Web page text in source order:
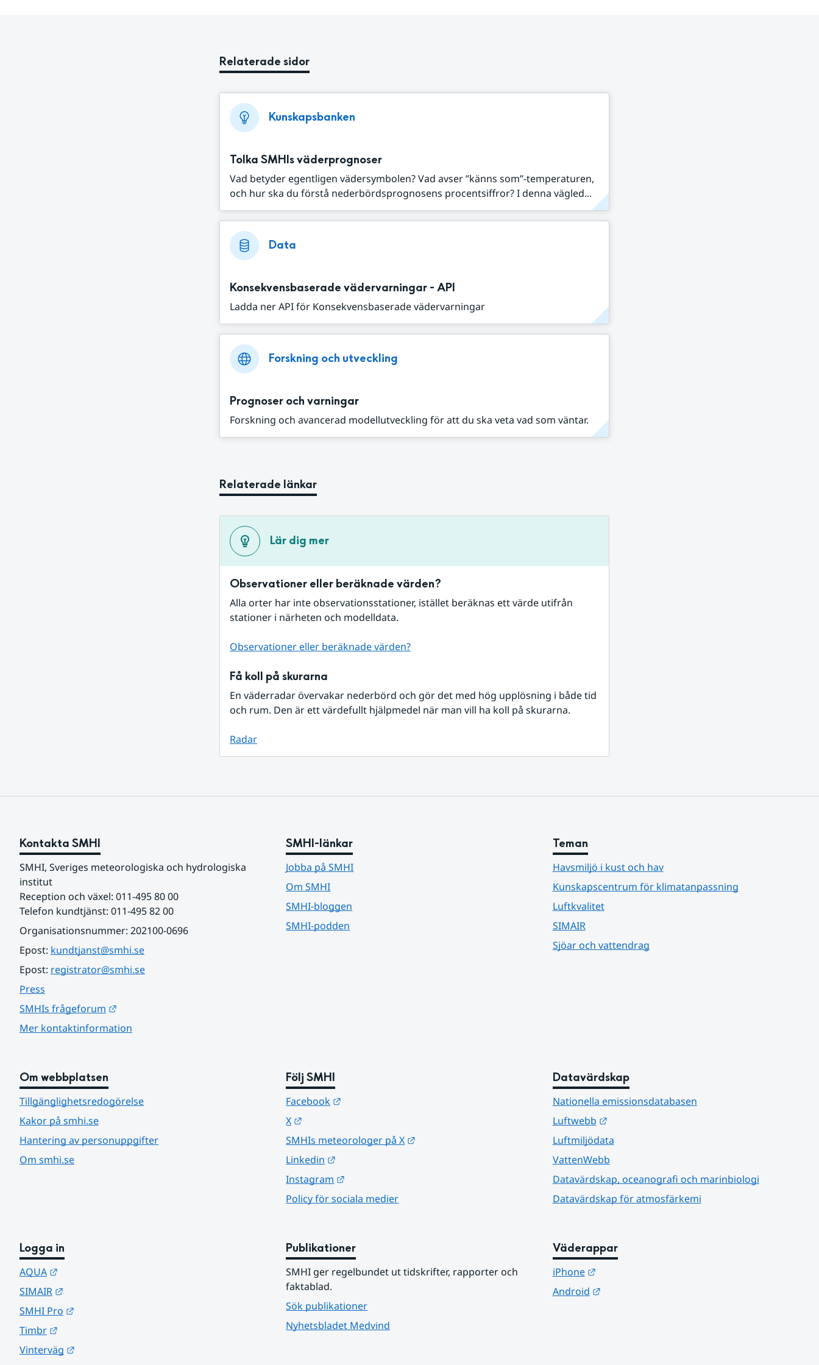
Relaterade sidor
Kunskapsbanken
Tolka SMHIs väderprognoser
Vad betyder egentligen vädersymbolen? Vad avser ”känns som”-temperaturen,
och hur ska du förstå nederbördsprognosens procentsiffror? I denna vägled...
Data
Konsekvensbaserade vädervarningar - API
Ladda ner API för Konsekvensbaserade vädervarningar
Forskning och utveckling
Prognoser och varningar
Forskning och avancerad modellutveckling för att du ska veta vad som väntar.
Relaterade länkar
Lär dig mer
Observationer eller beräknade värden?
Alla orter har inte observationsstationer, istället beräknas ett värde utifrån
stationer i närheten och modelldata.
Observationer eller beräknade värden?
Få koll på skurarna
En väderradar övervakar nederbörd och gör det med hög upplösning i både tid
och rum. Den är ett värdefullt hjälpmedel när man vill ha koll på skurarna.
Radar
Kontakta SMHI
SMHI, Sveriges meteorologiska och hydrologiska
institut
Reception och växel: 011-495 80 00
Telefon kundtjänst: 011-495 82 00
Organisationsnummer: 202100-0696
Epost: kundtjanst@smhi.se
Epost: registrator@smhi.se
Press
SMHIs frågeforum
Mer kontaktinformation
SMHI-länkar
Jobba på SMHI
Om SMHI
SMHI-bloggen
SMHI-podden
Teman
Havsmiljö i kust och hav
Kunskapscentrum för klimatanpassning
Luftkvalitet
SIMAIR
Sjöar och vattendrag
Om webbplatsen
Tillgänglighetsredogörelse
Kakor på smhi.se
Hantering av personuppgifter
Om smhi.se
Följ SMHI
Facebook
X
SMHIs meteorologer på X
Linkedin
Instagram
Policy för sociala medier
Datavärdskap
Nationella emissionsdatabasen
Luftwebb
Länk till annan webbplats.
Luftmiljödata
VattenWebb
Datavärdskap, oceanografi och marinbiologi
Datavärdskap för atmosfärkemi
Logga in
AQUA
SIMAIR
SMHI Pro
Timbr
Vinterväg
Publikationer
SMHI ger regelbundet ut tidskrifter, rapporter och
faktablad.
Sök publikationer
Nyhetsbladet Medvind
Väderappar
iPhone
Länk till annan webbplats.
Android
Länk till annan webbplats.